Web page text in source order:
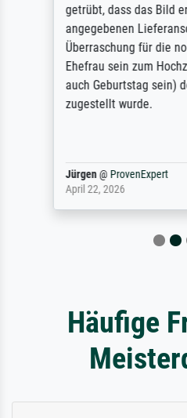
getrübt, dass das Bild
angegebenen
Überraschung für die
Ehefrau sein zum
auch Geburtstag sein)
zugestellt wurde.
Jürgen@ ProvenExpert
April 22, 2026
Häufige